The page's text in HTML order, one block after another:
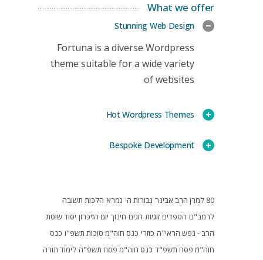
What we offer
Stunning Web Design
Fortuna is a diverse Wordpress
theme suitable for a wide variety
of websites
Hot Wordpress Themes
Bespoke Development
80 למרן הרב אבינר גבורות ה' גמרא הלכות תשובה
לרמב"ם הספדים זוגיות חגים חינוך יום הזיכרון יסוד שיטת
הרב - נפש הראי"ה כוזרי כנס חוה"מ סוכות תשפ"ו כנס
חוה"מ פסח תשפ"ד כנס חוה"מ פסח תשפ"ה לימוד תורה